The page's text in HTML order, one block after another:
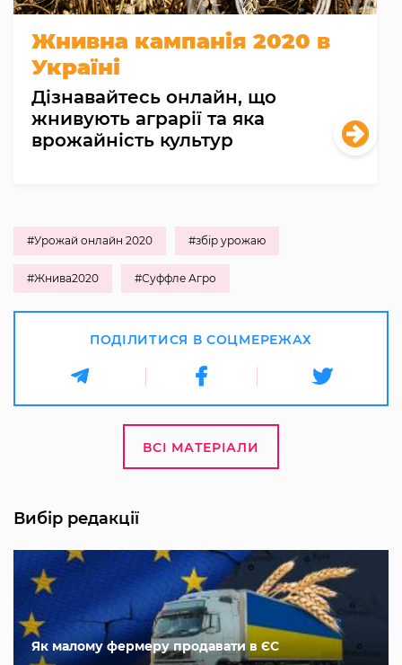
Жнивна кампанія 2020 в
Україні
Дізнавайтесь онлайн, що
жнивують аграрії та яка
врожайність культур
#Урожай онлайн 2020 #збір урожаю
#Жнива2020 #Суффле Агро
ПОДІЛИТИСЯ В СОЦМЕРЕЖАХ
ВСІ МАТЕРІАЛИ
Вибір редакції
Як малому фермеру продавати в ЄС